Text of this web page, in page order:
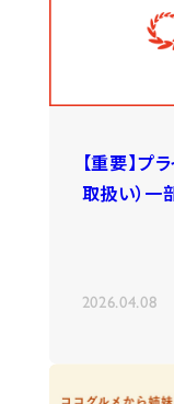
【重要】プ
取扱い）一
2026.04.08